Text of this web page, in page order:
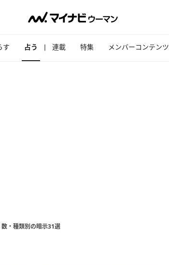
す 占う 連載 特集 メンバーコンテンツ
・種類別の暗示31選